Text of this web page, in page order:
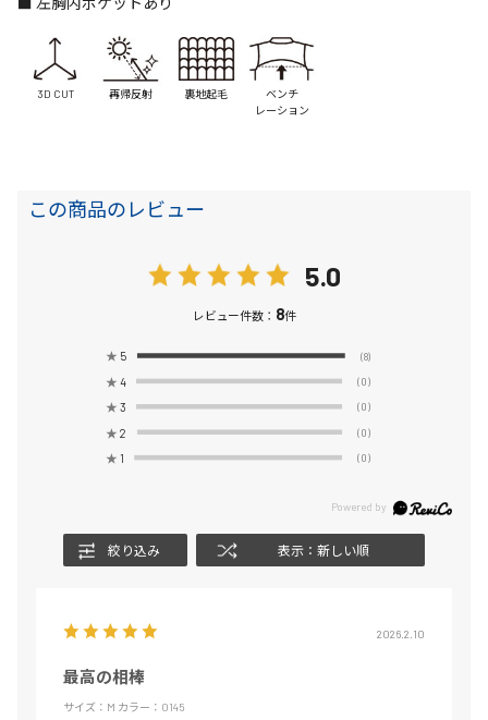
3D CUT 再帰反射 裏地起毛
ベンチ
レーション
この商品のレビュー
5.0
レビュー件数： 8件
★ 5 (8)
★ 4 (0)
★ 3 (0)
★ 2 (0)
★ 1 (0)
絞り込み 表示：新しい順
2026.2.10
最高の相棒
サイズ：M カラー：0145